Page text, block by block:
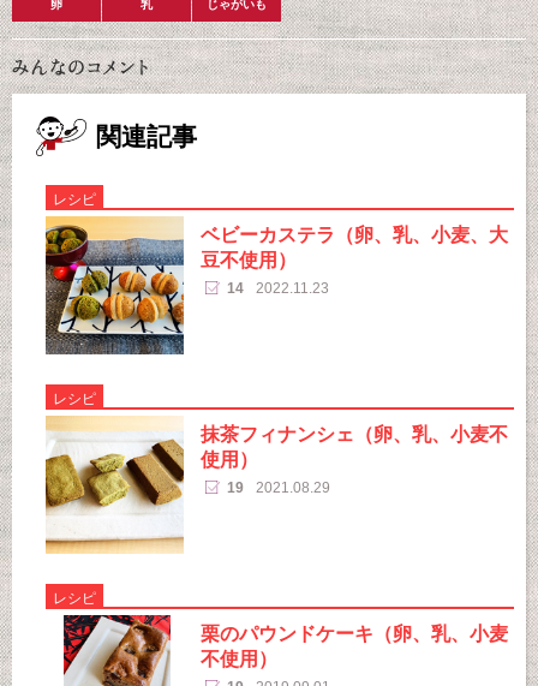
卵 乳 じゃがいも
関連記事
レシピ
ベビーカステラ（卵、乳、小麦、大
豆不使用）
14 2022.11.23
レシピ
抹茶フィナンシェ（卵、乳、小麦不
使用）
19 2021.08.29
レシピ
栗のパウンドケーキ（卵、乳、小麦
不使用）